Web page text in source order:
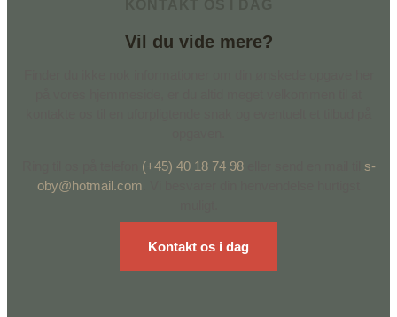
Vil du vide mere?
(+45) 40 18 74 98eller send en mail til s-
oby@hotmail.com
Kontakt os i dag